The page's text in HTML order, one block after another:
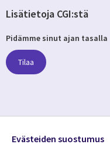
Lisätietoja CGI:stä
Pidämme sinut ajan tasalla
Tilaa
Evästeiden suostumus